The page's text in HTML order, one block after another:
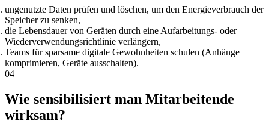
ungenutzte Daten prüfen und löschen, um den Energieverbrauch der
Speicher zu senken,
die Lebensdauer von Geräten durch eine Aufarbeitungs- oder
Wiederverwendungsrichtlinie verlängern,
Teams für sparsame digitale Gewohnheiten schulen (Anhänge
komprimieren, Geräte ausschalten).
04
Wie sensibilisiert man Mitarbeitende
wirksam?